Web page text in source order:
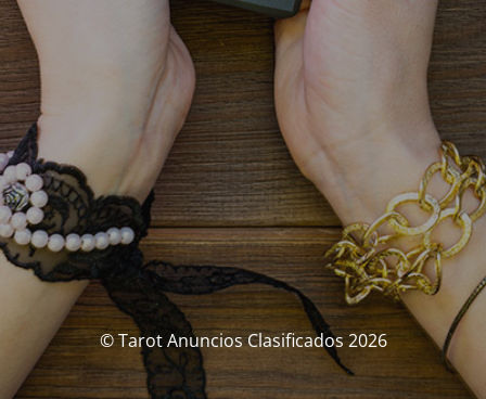
© Tarot Anuncios Clasificados 2026